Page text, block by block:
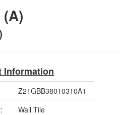
Information
Z21GBB38010310A1
Wall Tile